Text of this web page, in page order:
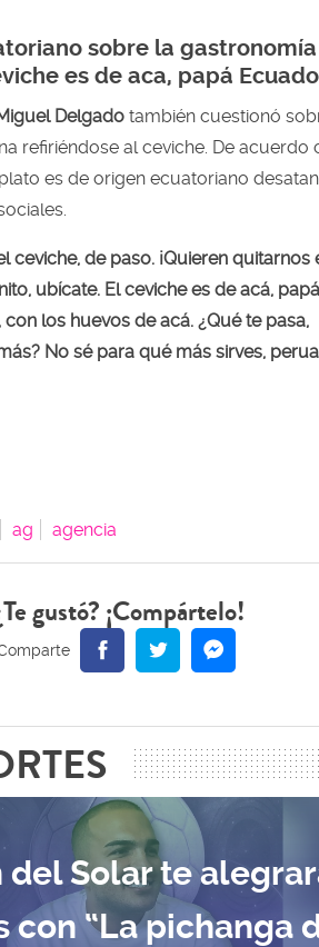
sobre la gastronomía
es de aca, papá
Delgado también cuestionó
refiriéndose al ceviche. De acuerdo
es de origen ecuatoriano
ceviche, de paso. ¡Quieren quitarnos
ubícate. El ceviche es de acá,
con los huevos de acá. ¿Qué te pasa,
No sé para qué más sirves,
ag agencia
gustó? ¡Compártelo!
del Solar te
con “La pichanga